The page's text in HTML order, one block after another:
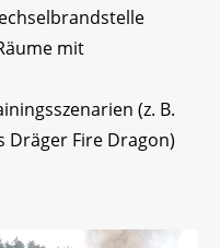
mit
(z. B.
Dräger Fire Dragon)